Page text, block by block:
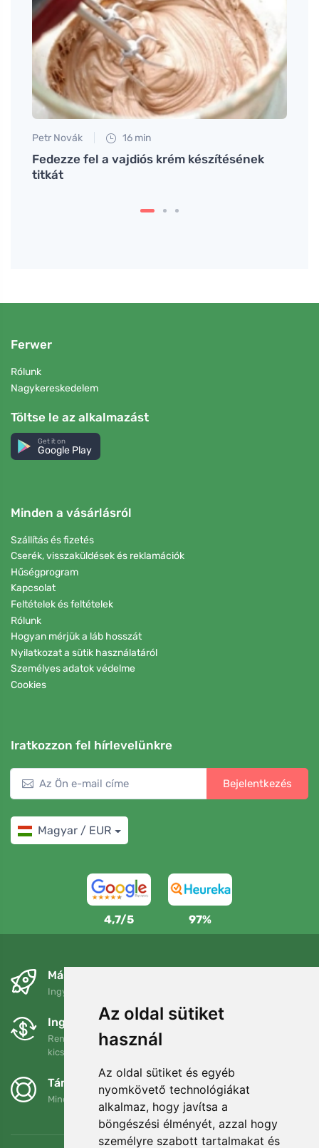
Az oldal sütiket
használ
Az oldal sütiket és egyéb
nyomkövető technológiákat
alkalmaz, hogy javítsa a
böngészési élményét, azzal hogy
személyre szabott tartalmakat és
Petr Novák 16 min
Fedezze fel a vajdiós krém készítésének
titkát
Ferwer
Rólunk
Nagykereskedelem
Töltse le az alkalmazást
Get it on
Google Play
Minden a vásárlásról
Szállítás és fizetés
Cserék, visszaküldések és reklamációk
Hűségprogram
Kapcsolat
Feltételek és feltételek
Rólunk
Hogyan mérjük a láb hosszát
Nyilatkozat a sütik használatáról
Személyes adatok védelme
Cookies
Iratkozzon fel hírlevelünkre
Bejelentkezés
Magyar / EUR
4,7/5 97%
Másnapra és ingyenesen
Ingyenes szállítás a következő összeg felett: 80 EUR
Ingyenes csere és visszaküldés
Rendelését 90 napon belül bármikor visszaküldheti vagy
kicserélheti.
Támogatjuk a Trees.org-ot
Minden megrendelésért ültetünk egy fát! Bővebben